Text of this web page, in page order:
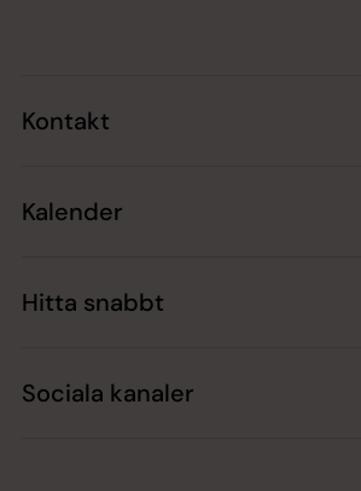
Kontakt
Kalender
Hitta snabbt
Sociala kanaler